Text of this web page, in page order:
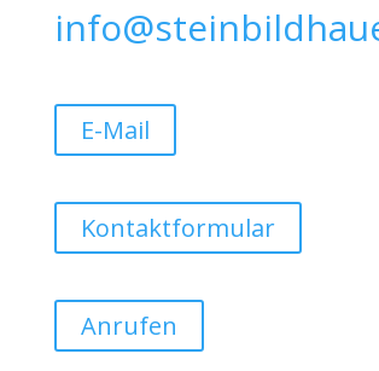
E-Mail
Kontaktformular
Anrufen